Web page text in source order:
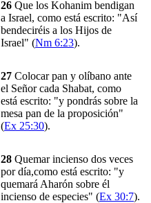
26 Que los Kohanim bendigan
a Israel, como está escrito: "Así
bendeciréis a los Hijos de
Israel" (Nm 6:23).
27 Colocar pan y olíbano ante
el Señor cada Shabat, como
está escrito: "y pondrás sobre la
mesa pan de la proposición"
(Ex 25:30).
28 Quemar incienso dos veces
por día,como está escrito: "y
quemará Aharón sobre él
incienso de especies" (Ex 30:7).